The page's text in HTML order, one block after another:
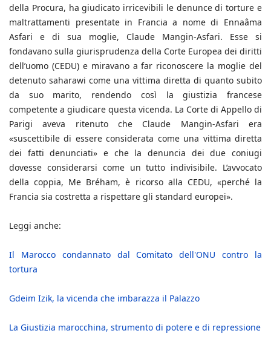
della Procura, ha giudicato irricevibili le denunce di torture e
maltrattamenti presentate in Francia a nome di Ennaâma
Asfari e di sua moglie, Claude Mangin-Asfari. Esse si
fondavano sulla giurisprudenza della Corte Europea dei diritti
dell’uomo (CEDU) e miravano a far riconoscere la moglie del
detenuto saharawi come una vittima diretta di quanto subito
da suo marito, rendendo così la giustizia francese
competente a giudicare questa vicenda. La Corte di Appello di
Parigi aveva ritenuto che Claude Mangin-Asfari era
«suscettibile di essere considerata come una vittima diretta
dei fatti denunciati» e che la denuncia dei due coniugi
dovesse considerarsi come un tutto indivisibile. L’avvocato
della coppia, Me Bréham, è ricorso alla CEDU, «perché la
Francia sia costretta a rispettare gli standard europei».
Leggi anche:
Il Marocco condannato dal Comitato dell'ONU contro la
tortura
Gdeim Izik, la vicenda che imbarazza il Palazzo
La Giustizia marocchina, strumento di potere e di repressione